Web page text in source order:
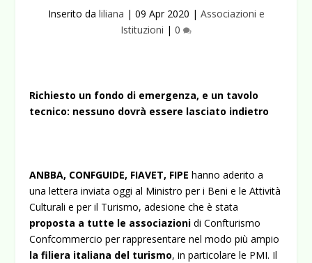
Inserito da liliana | 09 Apr 2020 | Associazioni e
Istituzioni | 0
Richiesto un fondo di emergenza, e un tavolo
tecnico: nessuno dovrà essere lasciato indietro
ANBBA, CONFGUIDE, FIAVET, FIPEhanno aderito a
una lettera inviata oggi al Ministro per i Beni e le Attività
Culturali e per il Turismo, adesione che è stata
proposta a tutte le associazioni di Confturismo
Confcommercio per rappresentare nel modo più ampio
la filiera italiana del turismo, in particolare le PMI. Il